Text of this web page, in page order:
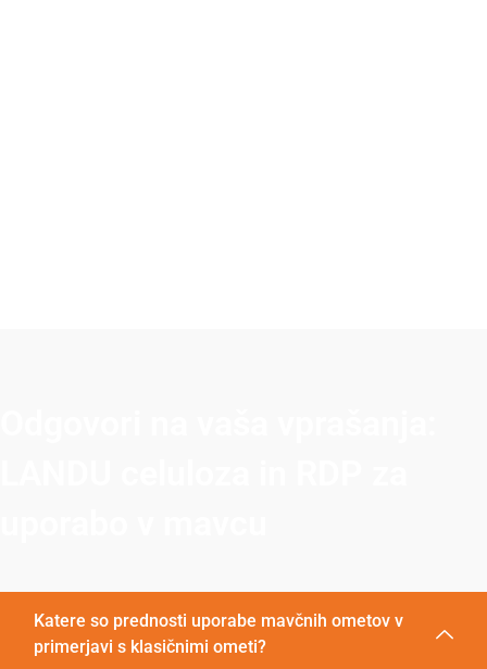
Katere so prednosti uporabe mavčnih ometov v
primerjavi s klasičnimi ometi?